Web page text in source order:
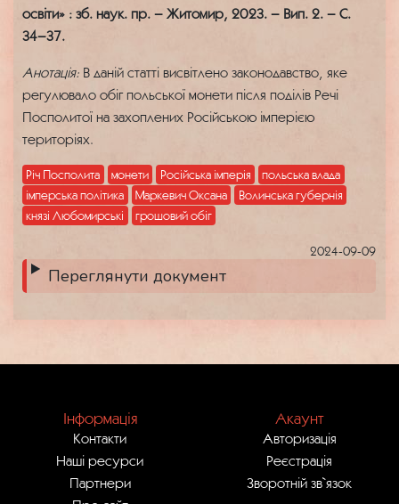
освіти» : зб. наук. пр. – Житомир, 2023. – Вип. 2. – С.
34–37.
Анотація: В даній статті висвітлено законодавство, яке
регулювало обіг польської монети після поділів Речі
Посполитої на захоплених Російською імперією
територіях.
Річ Посполита монети Російська імперія
польська влада
імперська політика
Маркевич Оксана
Волинська губернія
князі Любомирські
грошовий обіг
2024-09-09
Переглянути документ
Інформація
Контакти
Наші ресурси
Партнери
Акаунт
Авторизація
Реєстрація
Зворотній зв`язок